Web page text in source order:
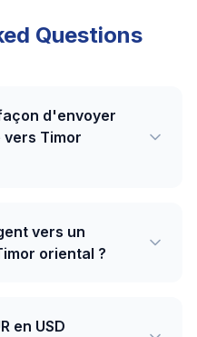
Questions
d'envoyer
Timor
vers un
oriental ?
en USD